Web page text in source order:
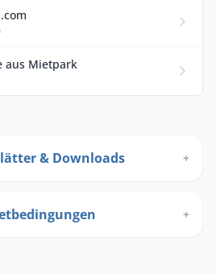
aus Mietpark
& Downloads +
+